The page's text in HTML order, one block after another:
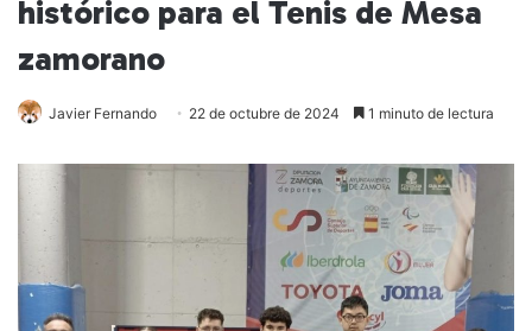
histórico para el Tenis de Mesa
zamorano
Javier Fernando 22 de octubre de 2024 1 minuto de lectura